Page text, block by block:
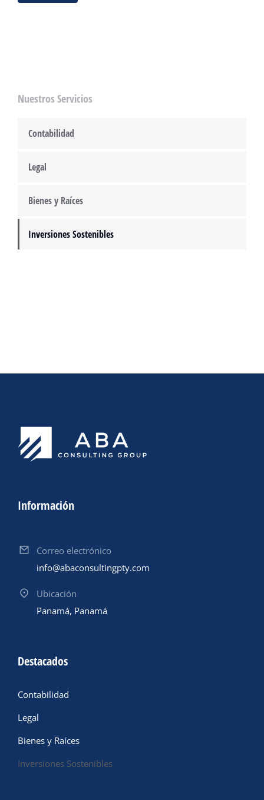
Nuestros Servicios
Contabilidad
Legal
Bienes y Raíces
Inversiones Sostenibles
Información
Correo electrónico
info@abaconsultingpty.com
Ubicación
Panamá, Panamá
Destacados
Contabilidad
Legal
Bienes y Raíces
Inversiones Sostenibles